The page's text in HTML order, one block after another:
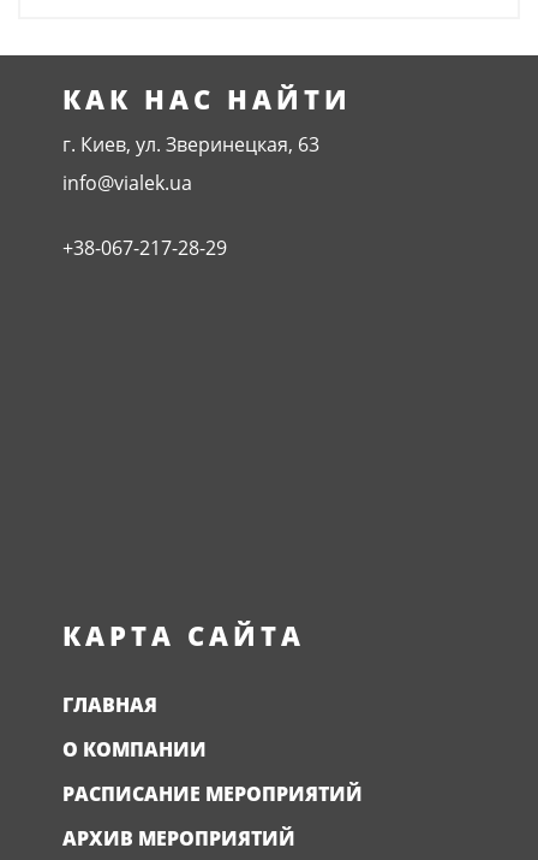
КАК НАС НАЙТИ
г. Киев, ул. Зверинецкая, 63
info@vialek.ua
+38-067-217-28-29
КАРТА САЙТА
ГЛАВНАЯ
О КОМПАНИИ
РАСПИСАНИЕ МЕРОПРИЯТИЙ
АРХИВ МЕРОПРИЯТИЙ